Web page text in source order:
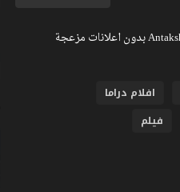
مشاهدة فيلم Antakshari 2022 مترجم كامل جودة عالية BlueRay مشاهدة مباشرة اون لاين وتحميل فيلم Antakshari 2022 بدون اعلانات مزعجة
افلام دراما
فيلم